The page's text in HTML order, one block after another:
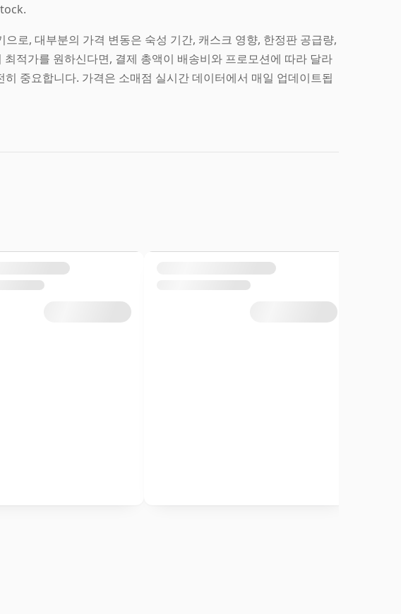
로, 대부분의 가격 변동은 숙성 기간, 캐스크 영향, 한정판 공급량,
적가를 원하신다면, 결제 총액이 배송비와 프로모션에 따라 달라
중요합니다. 가격은 소매점 실시간 데이터에서 매일 업데이트됩